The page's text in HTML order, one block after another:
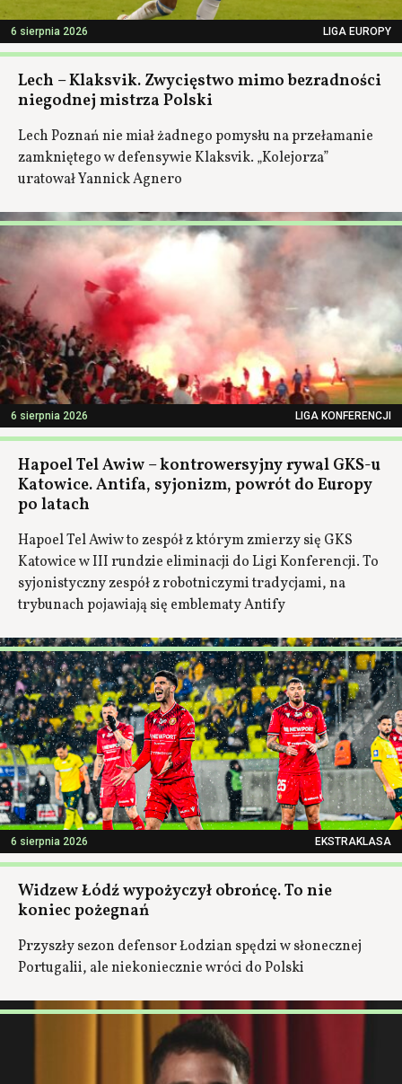
6 sierpnia 2026 LIGA EUROPY
Lech – Klaksvik. Zwycięstwo mimo bezradności
niegodnej mistrza Polski
Lech Poznań nie miał żadnego pomysłu na przełamanie
zamkniętego w defensywie Klaksvik. „Kolejorza”
uratował Yannick Agnero
6 sierpnia 2026 LIGA KONFERENCJI
Hapoel Tel Awiw – kontrowersyjny rywal GKS-u
Katowice. Antifa, syjonizm, powrót do Europy
po latach
Hapoel Tel Awiw to zespół z którym zmierzy się GKS
Katowice w III rundzie eliminacji do Ligi Konferencji. To
syjonistyczny zespół z robotniczymi tradycjami, na
trybunach pojawiają się emblematy Antify
6 sierpnia 2026 EKSTRAKLASA
Widzew Łódź wypożyczył obrońcę. To nie
koniec pożegnań
Przyszły sezon defensor Łodzian spędzi w słonecznej
Portugalii, ale niekoniecznie wróci do Polski